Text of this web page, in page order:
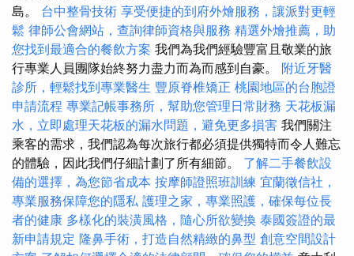
島。 台中整骨技術 享受便捷的到府外燴服務，讓派對更輕
鬆 律師公會網站，查詢律師資格與服務 精選外燴推薦，助
您找到最適合的餐飲方案 我們為我們經驗豐富且敬業的旅
行專業人員團隊始終努力盡力而為而感到自豪。 附近牙醫
診所，輕鬆找到專業醫生 豐原脊椎矯正 桃園地區的台胞證
申請流程 專業記帳事務所，幫助您管理日常財務 天花板漏
水，立即處理天花板的漏水問題，避免更多損害 我們關注
乘客的需求，我們認為每次旅行都必須提供獨特而令人難忘
的體驗，因此我們仔細計劃了所有細節。 了解二手餐飲設
備的選擇，為您節省成本 按摩師證照班訓練 宜蘭徵信社，
專業服務保障您的隱私 護理之家，專業照護，確保每位長
者的健康 多樣化的裝潢風格，隨心所欲變換 泰國簽證的最
新申請規定 隆鼻手術，打造自然精緻的鼻型 創意空間設計